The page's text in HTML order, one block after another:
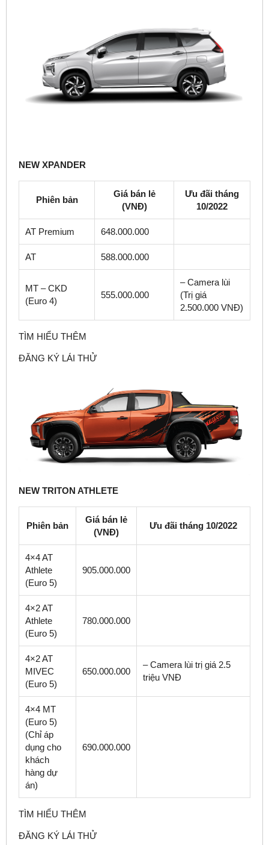
NEW XPANDER
Phiên bản
Giá bán lẻ
(VNĐ)
Ưu đãi tháng
10/2022
AT Premium 648.000.000
AT 588.000.000
MT – CKD
(Euro 4)
555.000.000
– Camera lùi
(Trị giá
2.500.000 VNĐ)
TÌM HIỂU THÊM
ĐĂNG KÝ LÁI THỬ
NEW TRITON ATHLETE
Phiên bản
Giá bán lẻ
(VNĐ)
Ưu đãi tháng 10/2022
4×4 AT
Athlete
(Euro 5)
905.000.000
4×2 AT
Athlete
(Euro 5)
780.000.000
4×2 AT
MIVEC
(Euro 5)
650.000.000
– Camera lùi trị giá 2.5
triệu VNĐ
4×4 MT
(Euro 5)
(Chỉ áp
dụng cho
khách
hàng dự
án)
690.000.000
TÌM HIỂU THÊM
ĐĂNG KÝ LÁI THỬ